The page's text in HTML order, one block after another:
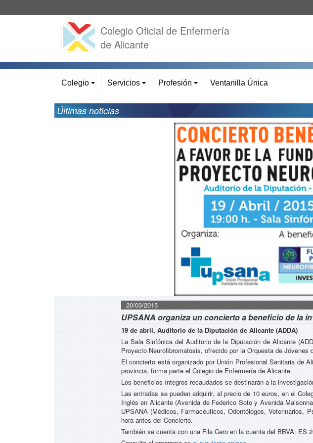
Colegio Oficial de Enfermería
de Alicante
Colegio Servicios Profesión Ventanilla Única
Últimas noticias
20/03/2015
UPSANA organiza un concierto a beneficio de la
19 de abril, Auditorio de la Diputación de Alicante (ADDA)
La Sala Sinfónica del Auditorio de la Diputación de Alicante
Proyecto Neurofibromatosis, ofrecido por la Orquesta de
El concierto está organizado por Unión Profesional Sanitaria de
provincia, forma parte el Colegio de Enfermería de Alicante.
Los beneficios íntegros recaudados se destinarán a la
Las entradas se pueden adquirir, al precio de 10 euros, en el
Inglés en Alicante (Avenida de Federico Soto y Avenida
UPSANA (Médicos, Farmacéuticos, Odontólogos, Veterinarios,
hora antes del Concierto.
También se cuenta con una Fila Cero en la cuenta del BBVA: ES